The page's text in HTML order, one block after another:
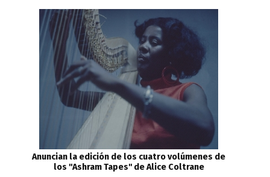
Anuncian la edición de los cuatro volúmenes de
los ''Ashram Tapes'' de Alice Coltrane